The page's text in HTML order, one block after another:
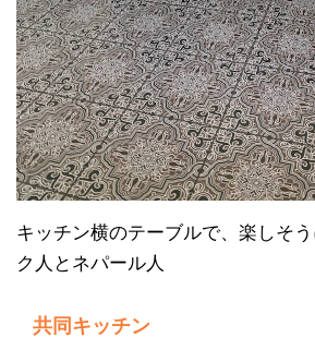
キッチン横のテーブルで、楽しそ
ク人とネパール人
共同キッチン